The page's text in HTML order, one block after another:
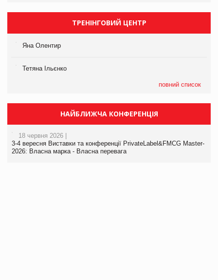
ТРЕНІНГОВИЙ ЦЕНТР
Яна Олентир
Тетяна Ільєнко
повний список
НАЙБЛИЖЧА КОНФЕРЕНЦІЯ
18 червня 2026 |
3-4 вересня Виставки та конференції PrivateLabel&FMCG Master-
2026: Власна марка - Власна перевага